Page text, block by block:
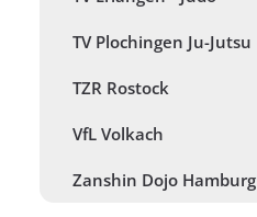
TV Plochingen Ju-Jutsu
TZR Rostock
VfL Volkach
Zanshin Dojo Hamburg